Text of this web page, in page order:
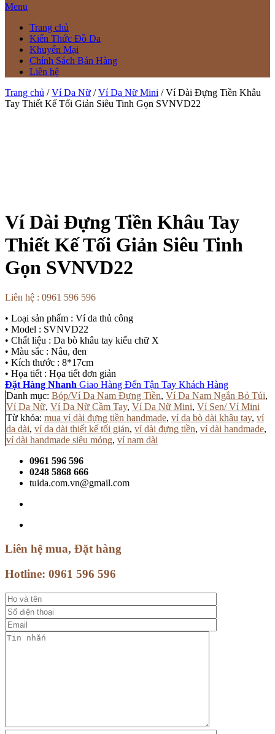
Menu
Trang chủ
Kiến Thức Đồ Da
Khuyến Mại
Chính Sách Bán Hàng
Liên hệ
Trang chủ /Ví Da Nữ /Ví Da Nữ Mini / Ví Dài Đựng Tiền Khâu
Tay Thiết Kế Tối Giản Siêu Tinh Gọn SVNVD22
Ví Dài Đựng Tiền Khâu Tay
Thiết Kế Tối Giản Siêu Tinh
Gọn SVNVD22
Liên hệ : 0961 596 596
• Loại sản phẩm : Ví da thủ công
• Model : SVNVD22
• Chất liệu : Da bò khâu tay kiểu chữ X
• Màu sắc : Nâu, đen
• Kích thước : 8*17cm
• Họa tiết : Họa tiết đơn giản
Đặt Hàng Nhanh Giao Hàng Đến Tận Tay Khách Hàng
Danh mục: Bóp/Ví Da Nam Đựng Tiền, Ví Da Nam Ngắn Bỏ Túi,
Ví Da Nữ, Ví Da Nữ Cầm Tay, Ví Da Nữ Mini, Ví Sen/ Ví Mini
Từ khóa: mua ví dài đựng tiền handmade, ví da bò dài khâu tay, ví
da dài, ví da dài thiết kế tối giản, ví dài đựng tiền, ví dài handmade,
ví dài handmade siêu mỏng, ví nam dài
0961 596 596
0248 5868 666
tuida.com.vn@gmail.com
Liên hệ mua, Đặt hàng
Hotline: 0961 596 596